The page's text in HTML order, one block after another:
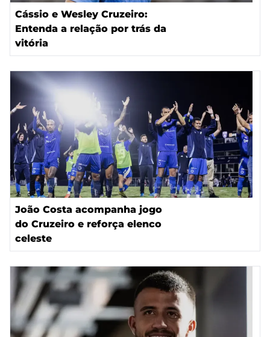
Cássio e Wesley Cruzeiro:
Entenda a relação por trás da
vitória
João Costa acompanha jogo
do Cruzeiro e reforça elenco
celeste